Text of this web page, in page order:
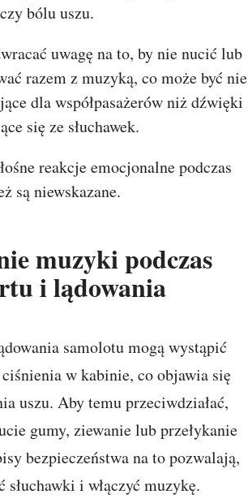
bólu uszu.
uwagę na to, by nie nucić lub
razem z muzyką, co może być nie
dla współpasażerów niż dźwięki
się ze słuchawek.
reakcje emocjonalne podczas
są niewskazane.
muzyki podczas
i lądowania
samolotu mogą wystąpić
w kabinie, co objawia się
uszu. Aby temu przeciwdziałać,
gumy, ziewanie lub przełykanie
bezpieczeństwa na to pozwalają,
słuchawki i włączyć muzykę.